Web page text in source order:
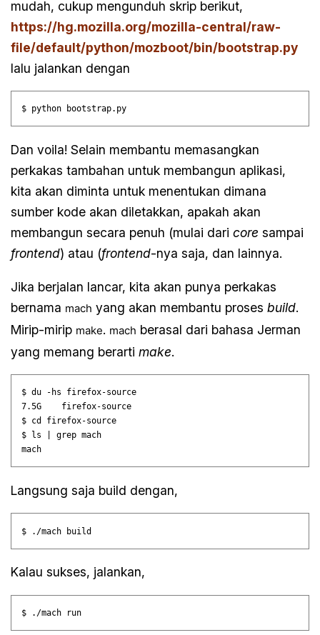
mudah, cukup mengunduh skrip berikut,
https://hg.mozilla.org/mozilla-central/raw-
file/default/python/mozboot/bin/bootstrap.py
lalu jalankan dengan
Dan voila! Selain membantu memasangkan
perkakas tambahan untuk membangun aplikasi,
kita akan diminta untuk menentukan dimana
sumber kode akan diletakkan, apakah akan
membangun secara penuh (mulai daricore sampai
frontend) atau (frontend-nya saja, dan lainnya.
Jika berjalan lancar, kita akan punya perkakas
bernama mach yang akan membantu prosesbuild.
Mirip-mirip make. mach berasal dari bahasa Jerman
yang memang berartimake.
$ du -hs firefox-source
7.5G	firefox-source
$ cd firefox-source
$ ls | grep mach
Langsung saja build dengan,
Kalau sukses, jalankan,